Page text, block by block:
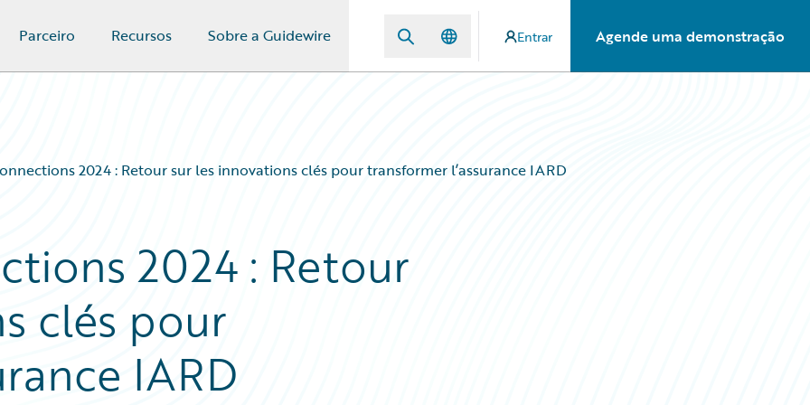
Parceiro Recursos Sobre a Guidewire Entrar Agende uma demonstração
2024 : Retour sur les innovations clés pour transformer l’assurance IARD
2024 : Retour
clés pour
IARD